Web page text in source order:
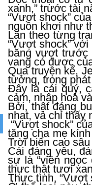
xanh,” trước tài
“Vượt shock”
nguồn khơi như
Lần theo từng
“Vượt shock”
băng vượt trước
vang có được
Qua truyện kể,
tưởng, trong
Đây là cái quý,
cảm, nhập hoà
Bởi, thật đáng
nhạt, và chỉ thấy
“Vượt shock”
tặng cha mẹ
Trời biển cao
Cái đáng yêu,
sự là “viên
thực thật tươi
Thực tình, “Vượt